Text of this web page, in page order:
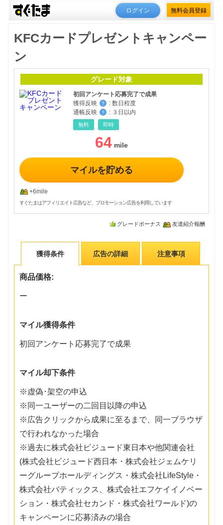
ログイン 無料会員登録
KFCカードプレゼントキャンペー
ン
グレード対象
初回アンケート応募完了で成果
獲得反映
？ : 数日程度
通帳反映
？ : ３日以内
無料 即時
64
マイルを貯める
+6mile
すぐたまはアフィリエイト広告など、プロモーション広告を利用しています
グレードボーナス 友達紹介報酬
獲得条件 広告の詳細 注意事項
商品価格:
ー
マイル獲得条件
初回アンケート応募完了で成果
マイル却下条件
※虚偽･架空の申込
※同一ユーザーの二回目以降の申込
※広告クリックから成果に至るまで、同一ブラウザ
で行われなかった場合
※過去に株式会社ビジュード東日本や他関連会社
(株式会社ビジュード西日本・株式会社ジェムケリ
ーグループホールディングス・株式会社LifeStyle・
株式会社バティックス、株式会社エフケイイノベー
ション・株式会社セカンド・株式会社ワールド)の
キャンペーンに応募済みの場合